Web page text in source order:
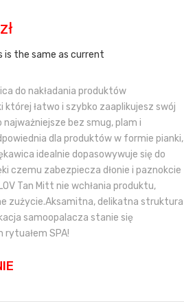
zł
wynosi:
is the same as current
do nakładania produktów
której łatwo i szybko zaaplikujesz swój
bez smug, plam i
dla produktów w formie pianki,
idealnie dopasowywuje się do
czemu zabezpiecza dłonie i paznokcie
Tan Mitt nie wchłania produktu,
zużycie.Aksamitna, delikatna struktura
samoopalacza stanie się
SPA!